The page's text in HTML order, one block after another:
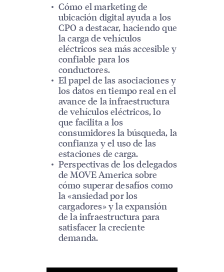
Cómo el marketing de
ubicación digital ayuda a los
CPO a destacar, haciendo que
la carga de vehículos
eléctricos sea más accesible y
confiable para los
conductores.
El papel de las asociaciones y
los datos en tiempo real en el
avance de la infraestructura
de vehículos eléctricos, lo
que facilita a los
consumidores la búsqueda, la
confianza y el uso de las
estaciones de carga.
Perspectivas de los delegados
de MOVE America sobre
cómo superar desafíos como
la «ansiedad por los
cargadores» y la expansión
de la infraestructura para
satisfacer la creciente
demanda.